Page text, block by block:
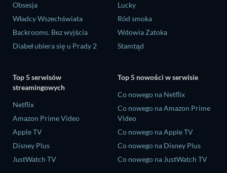
Obsesja
Władcy Wszechświata
Backrooms. Bez wyjścia
Diabeł ubiera się u Prady 2
Lucky
Ród smoka
Wdowia Zatoka
Stamtąd
Top 5 serwisów
streamingowych
Netflix
Amazon Prime Video
Apple TV
Disney Plus
JustWatch TV
Top 5 nowości w serwisie
Co nowego na Netflix
Co nowego na Amazon Prime
Video
Co nowego na Apple TV
Co nowego na Disney Plus
Co nowego na JustWatch TV